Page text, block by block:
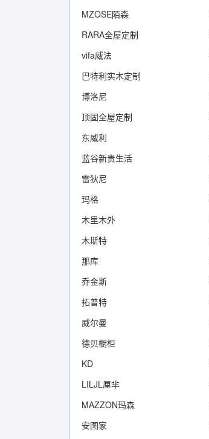
MZOSE陌森
RARA全屋定制
vifa威法
巴特利实木定制
博洛尼
顶固全屋定制
东威利
蓝谷新贵生活
雷狄尼
玛格
木里木外
木斯特
那库
乔金斯
拓普特
威尔曼
德贝橱柜
KD
LILJL厘芈
MAZZON玛森
安图家